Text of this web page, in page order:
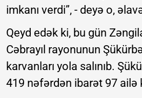
imkanı verdi”, - deyə o,
Qeyd edək ki, bu gün
Cəbrayıl rayonunun
karvanları yola salınıb.
419 nəfərdən ibarət 97 ailə